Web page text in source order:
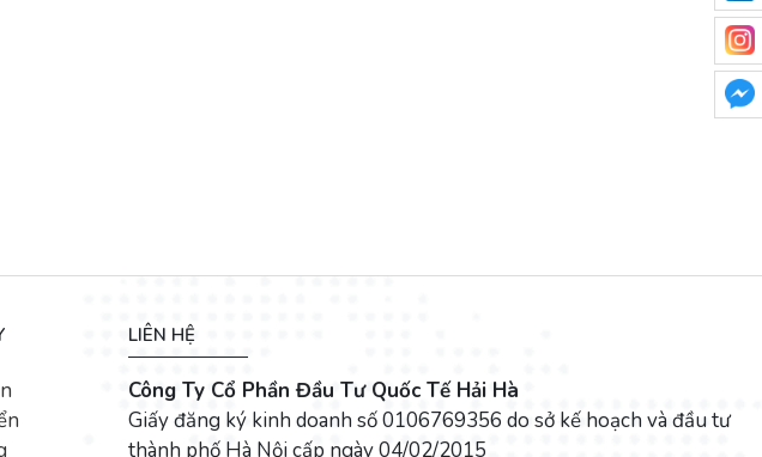
LIÊN HỆ
Công Ty Cổ Phần Đầu Tư Quốc Tế Hải Hà
Giấy đăng ký kinh doanh số 0106769356 do sở kế hoạch và đầu tư
thành phố Hà Nội cấp ngày 04/02/2015